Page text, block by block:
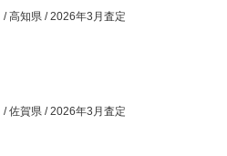
/高知県 /2026年3月査定
/佐賀県 /2026年3月査定